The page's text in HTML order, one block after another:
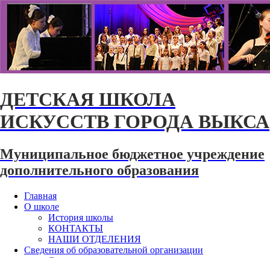
ДЕТСКАЯ ШКОЛА
ИСКУССТВ ГОРОДА ВЫКСА
Муниципальное бюджетное учреждение
дополнительного образования
Главная
О школе
История школы
КОНТАКТЫ
НАШИ ОТДЕЛЕНИЯ
Сведения об образовательной организации